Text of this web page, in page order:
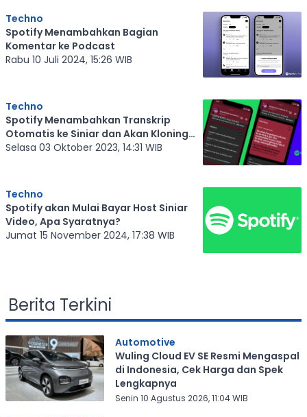
Techno
Spotify Menambahkan Bagian
Komentar ke Podcast
Rabu 10 Juli 2024, 15:26 WIB
Techno
Spotify Menambahkan Transkrip
Otomatis ke Siniar dan Akan Kloning
Suara Podcaster
Selasa 03 Oktober 2023, 14:31 WIB
Techno
Spotify akan Mulai Bayar Host Siniar
Video, Apa Syaratnya?
Jumat 15 November 2024, 17:38 WIB
Berita Terkini
Automotive
Wuling Cloud EV SE Resmi Mengaspal
di Indonesia, Cek Harga dan Spek
Lengkapnya
Senin 10 Agustus 2026, 11:04 WIB